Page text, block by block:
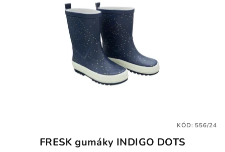
FRESK gumáky INDIGO DOTS
KÓD: 556/24